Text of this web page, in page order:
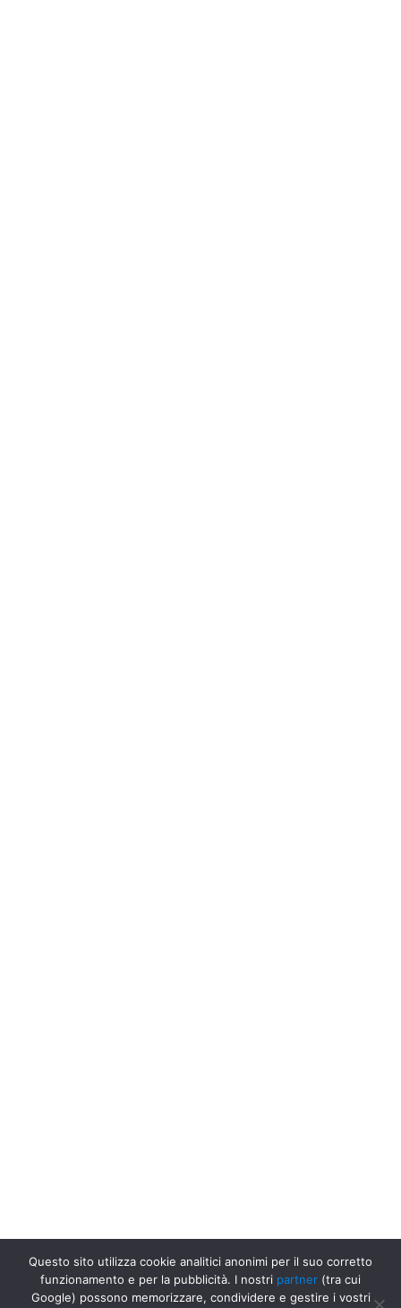
Questo sito utilizza cookie analitici anonimi per il suo corretto
funzionamento e per la pubblicità. I nostri partner (tra cui
Google) possono memorizzare, condividere e gestire i vostri